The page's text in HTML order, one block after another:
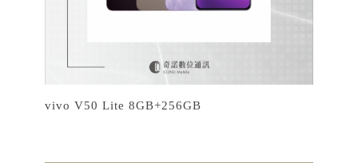
vivo V50 Lite 8GB+256GB